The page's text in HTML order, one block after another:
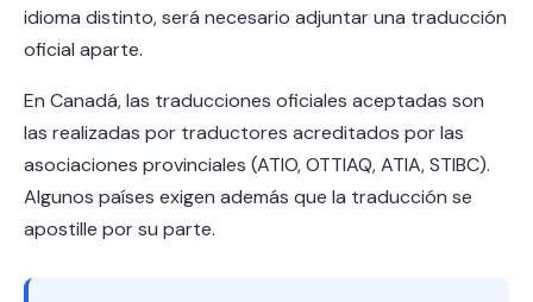
idioma distinto, será necesario adjuntar una traducción
oficial aparte.
En Canadá, las traducciones oficiales aceptadas son
las realizadas por traductores acreditados por las
asociaciones provinciales (ATIO, OTTIAQ, ATIA, STIBC).
Algunos países exigen además que la traducción se
apostille por su parte.